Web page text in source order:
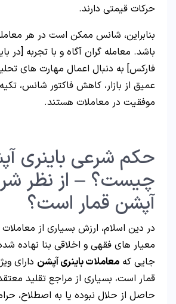
حرکات قیمتی دارند.
بنابراین، شانس ممکن است در هر
باشد. معامله گران آگاه و با تجربه [در
فارکس] به دنبال اعمال مهارت های
عمیق از بازار، کاهش فاکتور شانس،
موفقیت در معاملات هستند.
حکم شرعی باینری
چیست؟ – از نظر
آپشن قمار است؟
در دین اسلام، ارزش بسیاری از معاملات
معیار های فقهی و اخلاقی بنا نهاده
جایی که معاملات باینری آپشن دارای
قمار است، بسیاری از مراجع تقلید
حاصل از حلال نبوده یا به اصطلاح،